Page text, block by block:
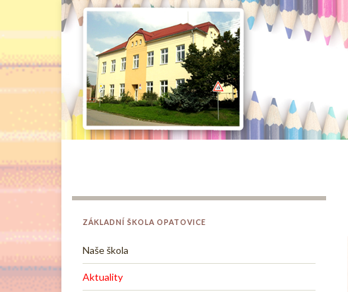
ZÁKLADNÍ ŠKOLA OPATOVICE
Naše škola
Aktuality